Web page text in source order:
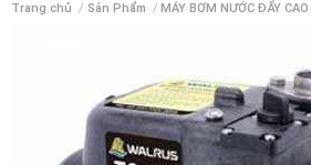
Trang chủ / Sản Phẩm / MÁY BƠM NƯỚC ĐẨY CAO